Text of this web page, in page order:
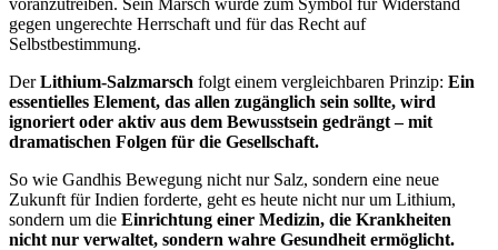
gegen ungerechte Herrschaft und für das Recht auf
Selbstbestimmung.
DerLithium-Salzmarsch folgt einem vergleichbaren Prinzip: Ein
essentielles Element, das allen zugänglich sein sollte, wird
ignoriert oder aktiv aus dem Bewusstsein gedrängt – mit
dramatischen Folgen für die Gesellschaft.
So wie Gandhis Bewegung nicht nur Salz, sondern eine neue
Zukunft für Indien forderte, geht es heute nicht nur um Lithium,
sondern um die Einrichtung einer Medizin, die Krankheiten
nicht nur verwaltet, sondern wahre Gesundheit ermöglicht.